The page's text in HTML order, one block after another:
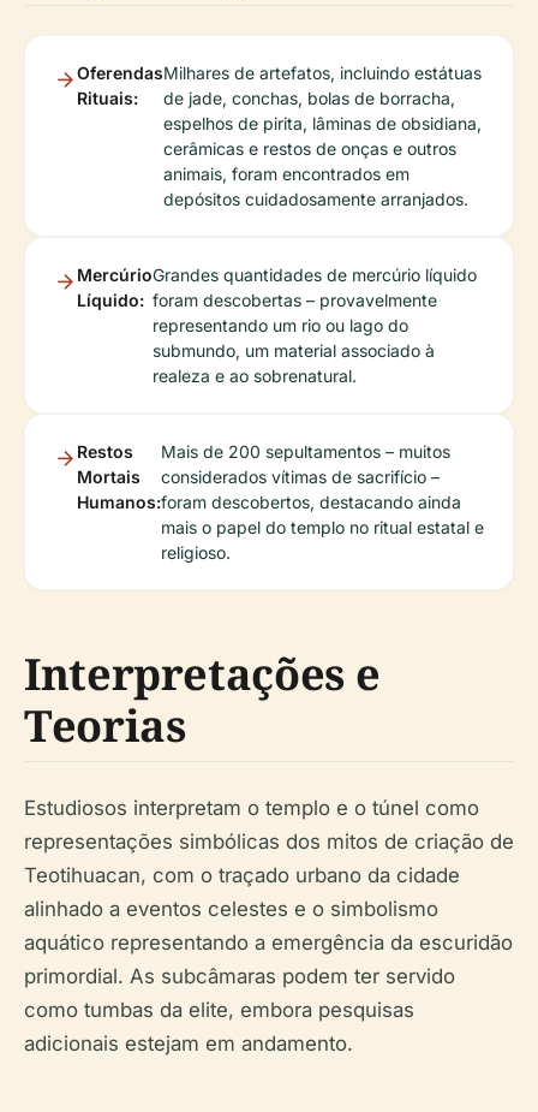
Oferendas
Rituais:
Milhares de artefatos, incluindo estátuas
de jade, conchas, bolas de borracha,
espelhos de pirita, lâminas de obsidiana,
cerâmicas e restos de onças e outros
animais, foram encontrados em
depósitos cuidadosamente arranjados.
Mercúrio
Líquido:
Grandes quantidades de mercúrio líquido
foram descobertas – provavelmente
representando um rio ou lago do
submundo, um material associado à
realeza e ao sobrenatural.
Restos
Mortais
Humanos:
Mais de 200 sepultamentos – muitos
considerados vítimas de sacrifício –
foram descobertos, destacando ainda
mais o papel do templo no ritual estatal e
religioso.
Interpretações e
Teorias
Estudiosos interpretam o templo e o túnel como
representações simbólicas dos mitos de criação de
Teotihuacan, com o traçado urbano da cidade
alinhado a eventos celestes e o simbolismo
aquático representando a emergência da escuridão
primordial. As subcâmaras podem ter servido
como tumbas da elite, embora pesquisas
adicionais estejam em andamento.